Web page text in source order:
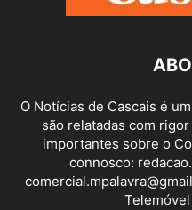
O Notícias de Cascais é
são relatadas com
importantes sobre o
connosco: